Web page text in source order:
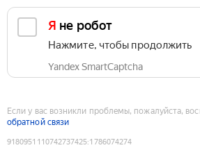
Я не робот
Нажмите, чтобы продолжить
Yandex SmartCaptcha
Если у вас возникли проблемы, пожалуйста,
обратной связи
9180951110742737425:1786074274